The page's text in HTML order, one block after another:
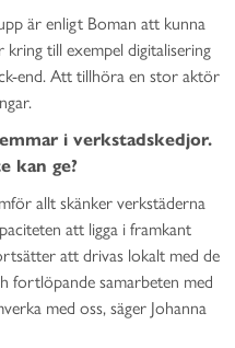
är enligt Boman att kunna
till exempel digitalisering
end. Att tillhöra en stor aktör
i verkstadskedjor.
kan ge?
allt skänker verkstäderna
att ligga i framkant
att drivas lokalt med de
fortlöpande samarbeten med
med oss, säger Johanna